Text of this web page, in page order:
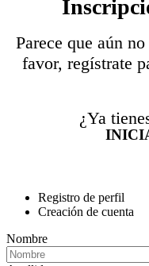
Parece que aún
favor, regístrate
¿Ya
Registro de perfil
Creación de cuenta
Nombre